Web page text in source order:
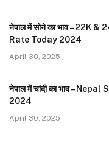
नेपाल में सोने का भाव – 22K
Rate Today 2024
April 30, 2025
नेपाल में चांदी का भाव –
2024
April 30, 2025